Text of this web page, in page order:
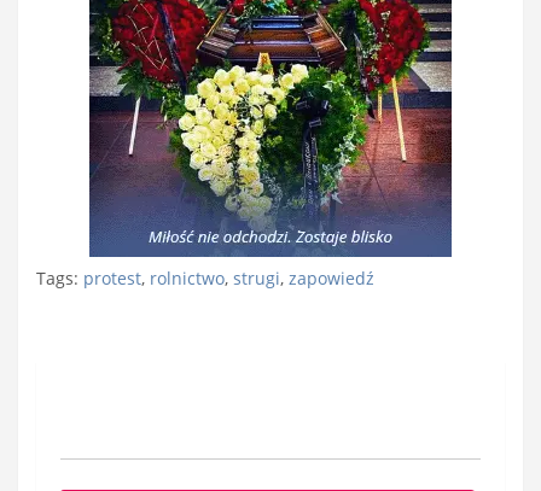
Tags: protest, rolnictwo, strugi, zapowiedź